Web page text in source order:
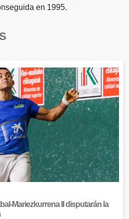
en 1995.
Mariezkurrena II disputarán la